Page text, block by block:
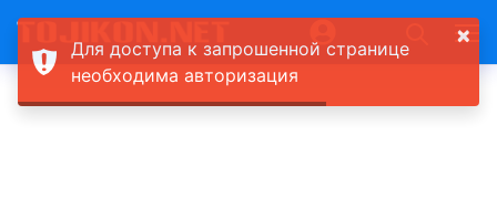
×
Для доступа к запрошенной странице
необходима авторизация